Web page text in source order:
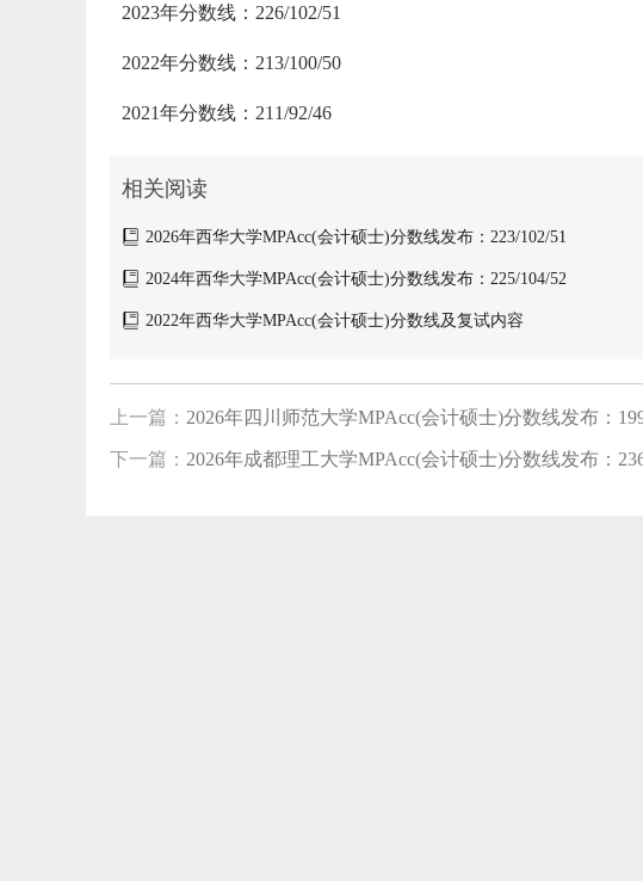
2023年分数线：226/102/51
2022年分数线：213/100/50
2021年分数线：211/92/46
相关阅读
2026年西华大学MPAcc(会计硕士)分数线发布：223/102/51
2024年西华大学MPAcc(会计硕士)分数线发布：225/104/52
2022年西华大学MPAcc(会计硕士)分数线及复试内容
上一篇： 2026年四川师范大学MPAcc(会计硕士)分数线发布：
下一篇： 2026年成都理工大学MPAcc(会计硕士)分数线发布：